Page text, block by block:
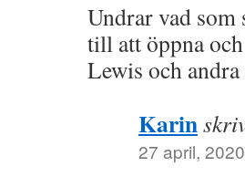
Undrar vad
till att öppna
Lewis och
Karin
27 april,